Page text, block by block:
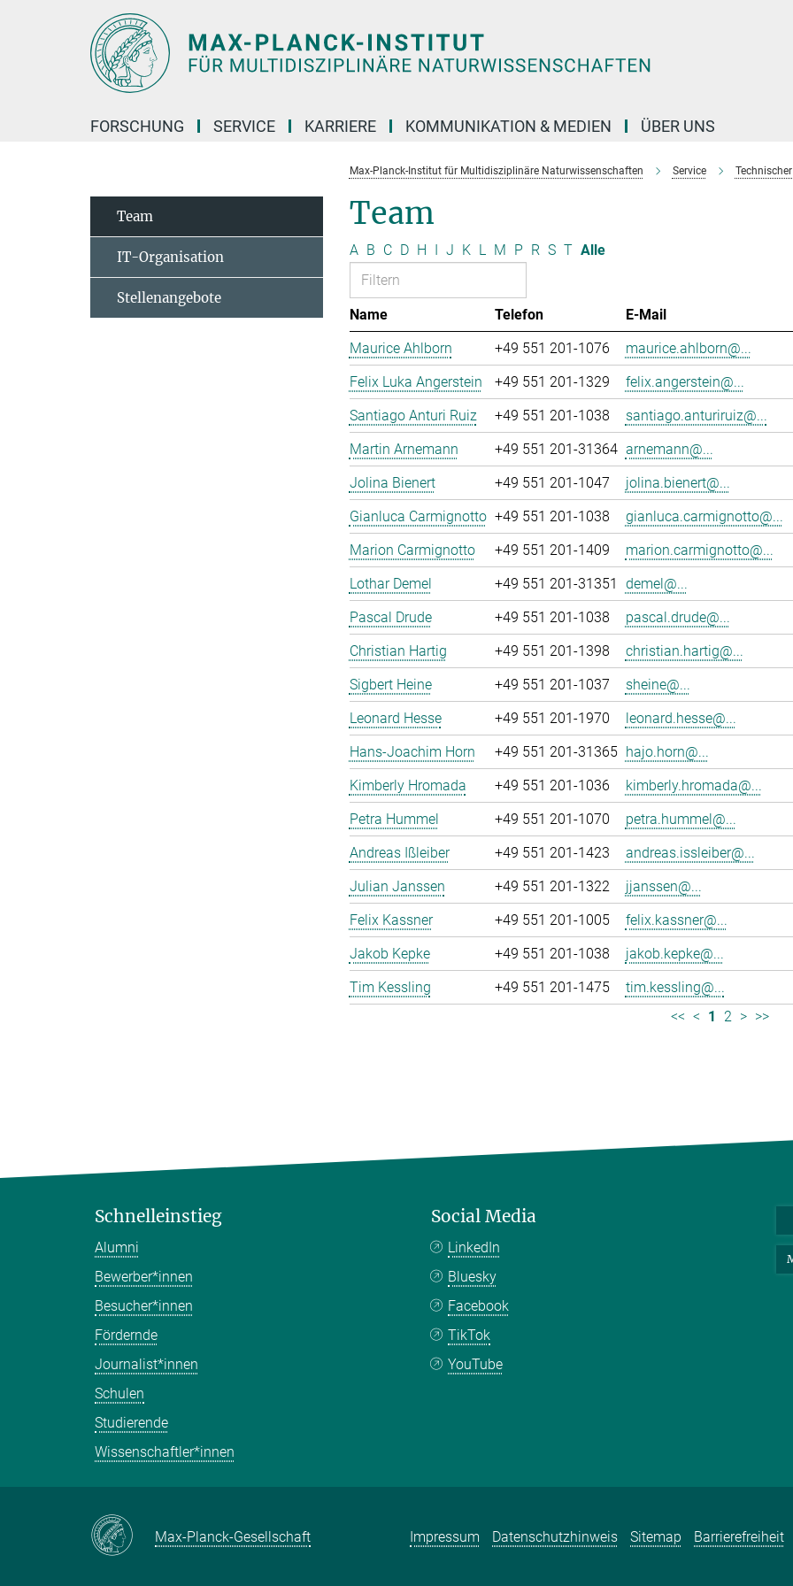
FORSCHUNG SERVICE KARRIERE KOMMUNIKATION & MEDIEN ÜBER UNS
Max-Planck-Institut für Multidisziplinäre Naturwissenschaften Service
Team
A B C D H I J K L M P R S T Alle
Name Telefon
E-Mail
Maurice Ahlborn
+49 551 201-1076
maurice.ahlborn@...
Felix Luka Angerstein
+49 551 201-1329
felix.angerstein@...
Santiago Anturi Ruiz
+49 551 201-1038
santiago.anturiruiz@...
Martin Arnemann
+49 551 201-31364 arnemann@...
Jolina Bienert
+49 551 201-1047
jolina.bienert@...
Gianluca Carmignotto +49 551 201-1038
gianluca.carmignotto@...
Marion Carmignotto
+49 551 201-1409
marion.carmignotto@...
Lothar Demel
+49 551 201-31351
demel@...
Pascal Drude
+49 551 201-1038
pascal.drude@...
Christian Hartig
+49 551 201-1398
christian.hartig@...
Sigbert Heine
+49 551 201-1037
sheine@...
Leonard Hesse
+49 551 201-1970
leonard.hesse@...
Hans-Joachim Horn
+49 551 201-31365 hajo.horn@...
Kimberly Hromada
+49 551 201-1036
kimberly.hromada@...
Petra Hummel
+49 551 201-1070
petra.hummel@...
Andreas Ißleiber
+49 551 201-1423
andreas.issleiber@...
Julian Janssen
+49 551 201-1322
jjanssen@...
Felix Kassner
+49 551 201-1005
felix.kassner@...
Jakob Kepke
+49 551 201-1038
jakob.kepke@...
Tim Kessling
+49 551 201-1475
tim.kessling@...
<< < 1 2 > >>
Team
IT-Organisation
Stellenangebote
Schnelleinstieg
Alumni
Bewerber*innen
Besucher*innen
Fördernde
Journalist*innen
Schulen
Studierende
Wissenschaftler*innen
Social Media
LinkedIn
Bluesky
Facebook
TikTok
YouTube
Max-Planck-Gesellschaft Impressum Datenschutzhinweis Sitemap Barrierefreiheit